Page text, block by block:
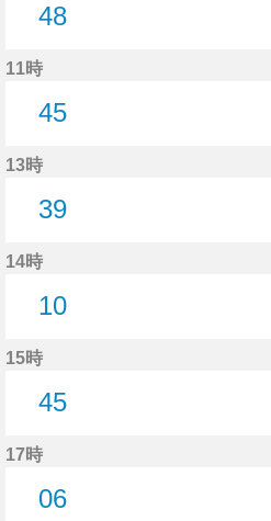
48
11時
45
13時
39
14時
10
15時
45
17時
06